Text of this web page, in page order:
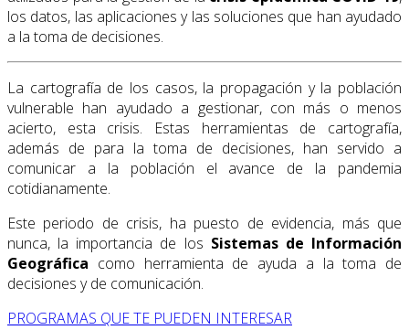
los datos, las aplicaciones y las soluciones que han ayudado
a la toma de decisiones.
La cartografía de los casos, la propagación y la población
vulnerable han ayudado a gestionar, con más o menos
acierto, esta crisis. Estas herramientas de cartografía,
además de para la toma de decisiones, han servido a
comunicar a la población el avance de la pandemia
cotidianamente.
Este periodo de crisis, ha puesto de evidencia, más que
nunca, la importancia de los Sistemas de Información
Geográfica como herramienta de ayuda a la toma de
decisiones y de comunicación.
PROGRAMAS QUE TE PUEDEN INTERESAR